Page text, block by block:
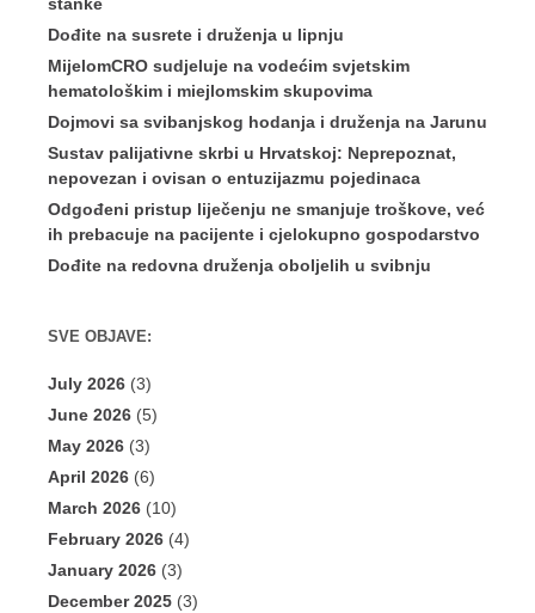
Dođite na susrete i druženja u lipnju
MijelomCRO sudjeluje na vodećim svjetskim
hematološkim i miejlomskim skupovima
Dojmovi sa svibanjskog hodanja i druženja na Jarunu
Sustav palijativne skrbi u Hrvatskoj: Neprepoznat,
nepovezan i ovisan o entuzijazmu pojedinaca
Odgođeni pristup liječenju ne smanjuje troškove, već
ih prebacuje na pacijente i cjelokupno gospodarstvo
Dođite na redovna druženja oboljelih u svibnju
SVE OBJAVE:
July 2026 (3)
June 2026 (5)
May 2026 (3)
April 2026 (6)
March 2026 (10)
February 2026 (4)
January 2026 (3)
December 2025 (3)